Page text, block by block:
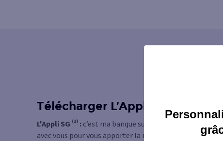
Télécharger L’Appli SG
L'Appli SG (1) : c’est ma banque sur mon mobile ; conçue
avec vous pour vous apporter la meilleure expérience :